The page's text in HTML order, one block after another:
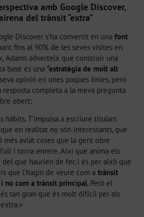
amb Google Discover,
del trànsit “extra”
Discover s’ha convertit en una font
fins al 90% de les seves visites en
Adams adverteix que construir una
base és una “estratègia de molt alt
opinió en unes poques línies, però
completa a la meva pregunta
obert:
hàbits. T’impulsa a escriure titulars
en realitat no són interessants, que
més aviat coses que la gent obre
i torna enrere. Així que anima els
que haurien de fer, i és per això que
que l’hagin de veure com a trànsit
no com a trànsit principal. Però el
tan gran que és molt difícil per als